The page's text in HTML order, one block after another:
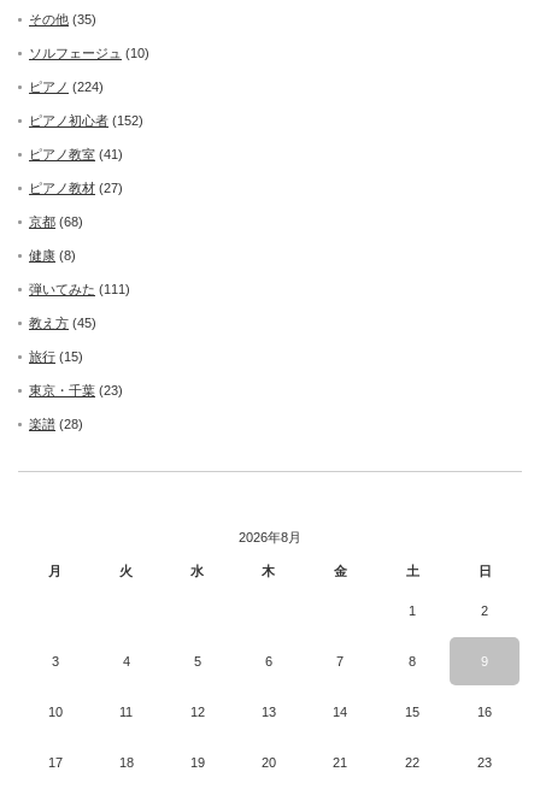
その他 (35)
ソルフェージュ (10)
ピアノ (224)
ピアノ初心者 (152)
ピアノ教室 (41)
ピアノ教材 (27)
京都 (68)
健康 (8)
弾いてみた (111)
教え方 (45)
旅行 (15)
東京・千葉 (23)
楽譜 (28)
2026年8月
月 火 水 木 金 土 日
1 2
3 4 5 6 7 8 9
10 11 12 13 14 15 16
17 18 19 20 21 22 23